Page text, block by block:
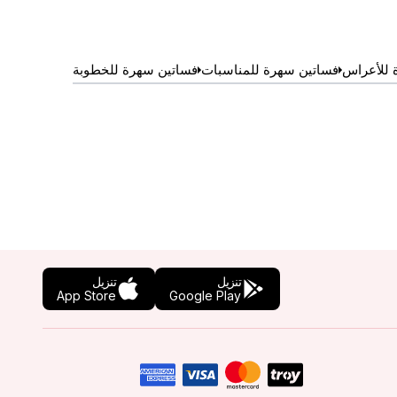
للأعراس فساتين سهرة للمناسبات فساتين سهرة للخطوبة
تنزيل
Google Play
تنزيل
App Store